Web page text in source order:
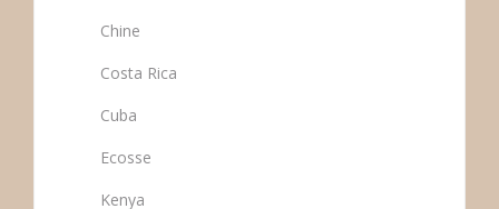
Chine
Costa Rica
Cuba
Ecosse
Kenya